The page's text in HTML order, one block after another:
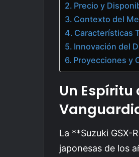
Precio y
Contexto del
Características
Innovación del
Proyecciones y
Un
La **Suzuki GSX-
japonesas de los